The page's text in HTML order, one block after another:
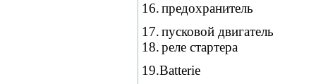
16.предохранитель
17.пусковой двигатель
18.реле стартера
19.Batterie